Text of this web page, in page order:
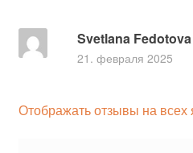
Svetlana Fedotova
21. февраля 2025
Отображать отзывы на всех